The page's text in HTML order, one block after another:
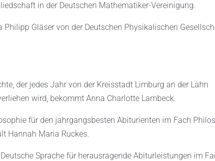
in der Deutschen Mathematiker-Vereinigung.
Gläser von der Deutschen Physikalischen
der jedes Jahr von der Kreisstadt Limburg an der Lahn
wird, bekommt Anna Charlotte Lambeck.
für den jahrgangsbesten Abiturienten im Fach
Hannah Maria Ruckes.
Sprache für herausragende Abiturleistungen im